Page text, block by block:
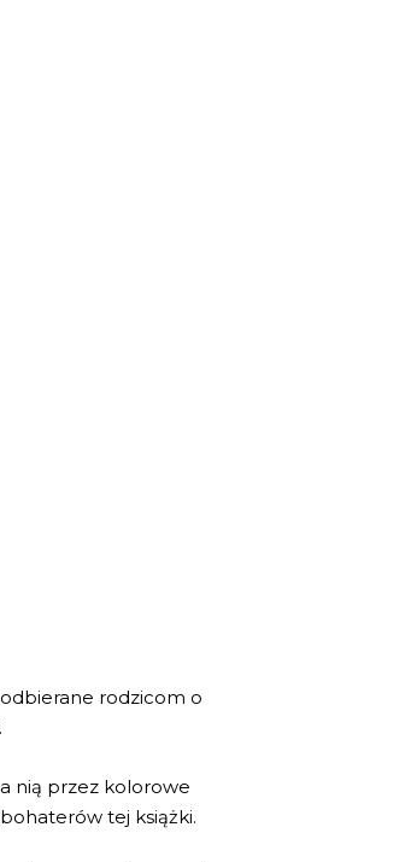
rodzicom o
nią przez kolorowe
tej książki.